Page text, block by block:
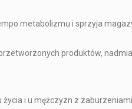
metabolizmu i sprzyja
produktów,
życia i u mężczyzn z